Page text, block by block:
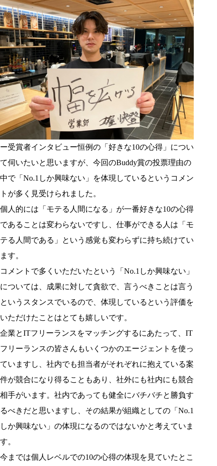
ー受賞者インタビュー恒例の「好きな10の心得」につい
て伺いたいと思いますが、今回のBuddy賞の投票理由の
中で「No.1しか興味ない」を体現しているというコメン
トが多く見受けられました。
個人的には「モテる人間になる」が一番好きな10の心得
であることは変わらないですし、仕事ができる人は「モ
テる人間である」という感覚も変わらずに持ち続けてい
ます。
コメントで多くいただいたという「No.1しか興味ない」
については、成果に対して貪欲で、言うべきことは言う
というスタンスでいるので、体現しているという評価を
いただけたことはとても嬉しいです。
企業とITフリーランスをマッチングするにあたって、IT
フリーランスの皆さんもいくつかのエージェントを使っ
ていますし、社内でも担当者がそれぞれに抱えている案
件が競合になり得ることもあり、社外にも社内にも競合
相手がいます。社内であっても健全にバチバチと勝負す
るべきだと思いますし、その結果が組織としての「No.1
しか興味ない」の体現になるのではないかと考えていま
す。
今までは個人レベルでの10の心得の体現を見ていたとこ